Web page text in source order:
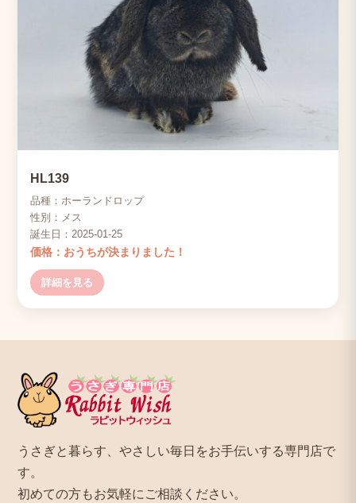
HL139
品種：ホーランドロップ
性別：メス
誕生日：2025-01-25
価格：おうちが決まりました！
詳細を見る
うさぎと暮らす、やさしい毎日をお手伝いする専門店で
す。
初めての方もお気軽にご相談ください。